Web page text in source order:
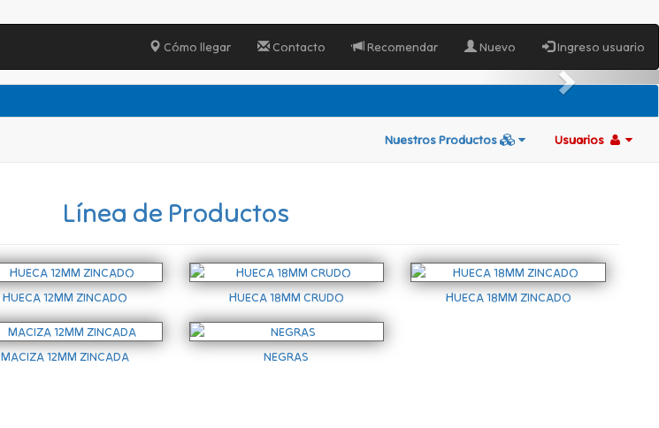
Cómo llegar Contacto Recomendar Nuevo Ingreso usuario
Nuestros Productos Usuarios
Línea de Productos
HUECA 12MM ZINCADO HUECA 18MM CRUDO HUECA 18MM ZINCADO
MACIZA 12MM ZINCADA NEGRAS